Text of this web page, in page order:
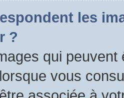
les
?
qui
vous